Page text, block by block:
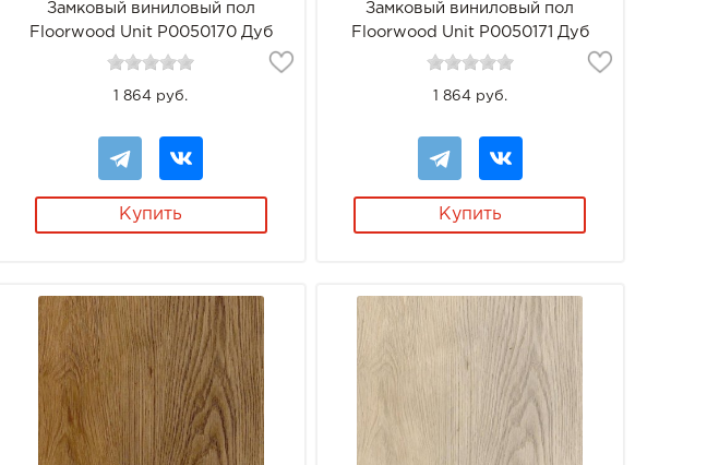
Замковый виниловый пол
Floorwood Unit Р0050170 Дуб
Эриус
1 864 руб.
Купить
Замковый виниловый пол
Floorwood Unit Р0050171 Дуб
Алерана
1 864 руб.
Купить